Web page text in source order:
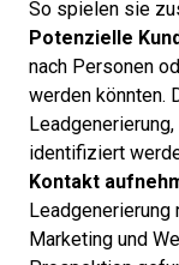
So spielen sie
Potenzielle
nach Personen
werden könnten.
identifiziert
Kontakt
Leadgenerierung
Marketing und